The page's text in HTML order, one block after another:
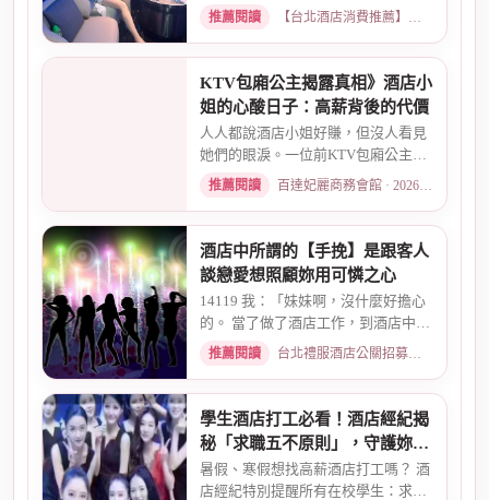
店、酒店幹部就是為了給你更好...
推薦閱讀 【台北酒店消費推薦】各大商務酒店、夜總會試算 · 2026-03-30
KTV包廂公主揭露真相》酒店小
姐的心酸日子：高薪背後的代價
人人都說酒店小姐好賺，但沒人看見
她們的眼淚。一位前KTV包廂公主首
度自曝，從入行初衷、被客人...
推薦閱讀 百達妃麗商務會館 · 2026-05-10
酒店中所謂的【手挽】是跟客人
談戀愛想照顧妳用可憐之心
14119 我：「妹妹啊，沒什麼好擔心
的。 當了做了酒店工作，到酒店中，
還有兩個機會 一個是單純、...
推薦閱讀 台北禮服酒店公關招募：兼職工作內容與薪資規範 · 2026-01-08
學生酒店打工必看！酒店經紀揭
秘「求職五不原則」，守護妳的
求職安全
暑假、寒假想找高薪酒店打工嗎？ 酒
店經紀特別提醒所有在校學生：求職